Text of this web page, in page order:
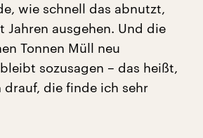
wie schnell das abnutzt,
ausgehen. Und die
Tonnen Müll neu
sozusagen – das heißt,
die finde ich sehr